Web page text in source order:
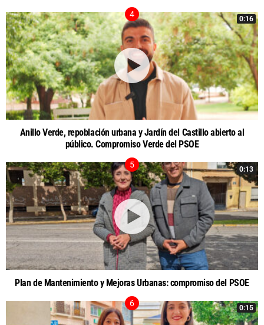
0:16
Anillo Verde, repoblación urbana y Jardín del Castillo abierto al
público. Compromiso Verde del PSOE
0:13
Plan de Mantenimiento y Mejoras Urbanas: compromiso del PSOE
0:15